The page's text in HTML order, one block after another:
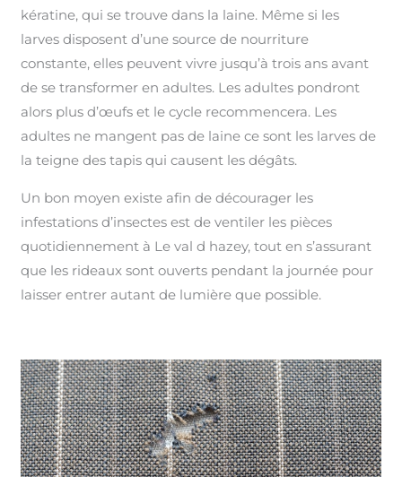
kératine, qui se trouve dans la laine. Même si les
larves disposent d’une source de nourriture
constante, elles peuvent vivre jusqu’à trois ans avant
de se transformer en adultes. Les adultes pondront
alors plus d’œufs et le cycle recommencera. Les
adultes ne mangent pas de laine ce sont les larves de
la teigne des tapis qui causent les dégâts.
Un bon moyen existe afin de décourager les
infestations d’insectes est de ventiler les pièces
quotidiennement à Le val d hazey, tout en s’assurant
que les rideaux sont ouverts pendant la journée pour
laisser entrer autant de lumière que possible.